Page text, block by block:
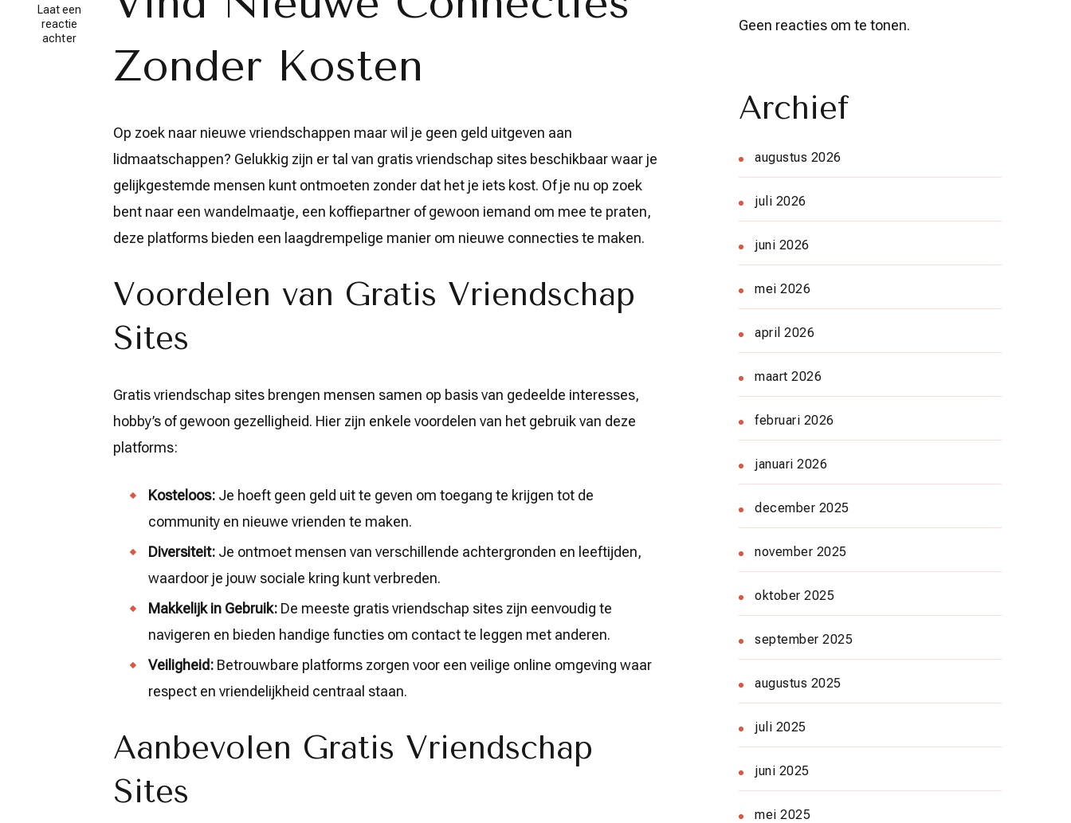
Laat een
reactie
achterop
Connecties:Zonder Kosten
Op zoek naar nieuwe vriendschappen maar wil je geen geld uitgeven aan
lidmaatschappen? Gelukkig zijn er tal van gratis vriendschap sites beschikbaar waar je
gelijkgestemde mensen kunt ontmoeten zonder dat het je iets kost. Of je nu op zoek
bent naar een wandelmaatje, een koffiepartner of gewoon iemand om mee te praten,
deze platforms bieden een laagdrempelige manier om nieuwe connecties te maken.
Voordelen van Gratis Vriendschap
Sites
Gratis vriendschap sites brengen mensen samen op basis van gedeelde interesses,
hobby’s of gewoon gezelligheid. Hier zijn enkele voordelen van het gebruik van deze
platforms:
Kosteloos: Je hoeft geen geld uit te geven om toegang te krijgen tot de
community en nieuwe vrienden te maken.
Diversiteit: Je ontmoet mensen van verschillende achtergronden en leeftijden,
waardoor je jouw sociale kring kunt verbreden.
Makkelijk in Gebruik: De meeste gratis vriendschap sites zijn eenvoudig te
navigeren en bieden handige functies om contact te leggen met anderen.
Veiligheid: Betrouwbare platforms zorgen voor een veilige online omgeving waar
respect en vriendelijkheid centraal staan.
Aanbevolen Gratis Vriendschap
Sites
Geen reacties om te tonen.
Archief
augustus 2026
juli 2026
juni 2026
mei 2026
april 2026
maart 2026
februari 2026
januari 2026
december 2025
november 2025
oktober 2025
september 2025
augustus 2025
juli 2025
juni 2025
mei 2025